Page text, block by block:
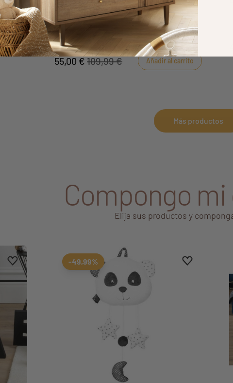
móvil
de
Chao Chao
Sauthon ha desarrollado una completa gama de
luces para iluminar el dormitorio del bebé.
55,00 € 109,99 € Añadir al carrito
Más productos
Compongo
Elija sus productos y
Aggiungi ai preferiti
borrar favoritos Aggiungi ai
borrar
-49,99%